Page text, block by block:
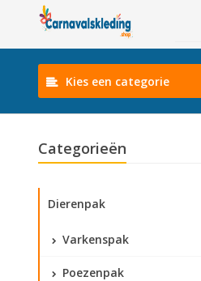
Kies een categorie
Categorieën
Dierenpak
Varkenspak
Poezenpak